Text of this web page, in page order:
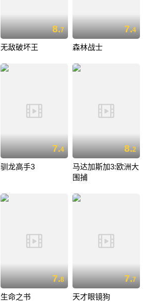
8.7
无敌破坏王
7.4
森林战士
7.4
驯龙高手3
8.2
马达加斯加3:欧洲大
围捕
7.8
生命之书
7.7
天才眼镜狗